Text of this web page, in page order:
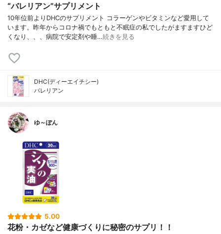
“バレリアン”サプリメント
10年位前よりDHCのサプリメント コラーゲンやビタミンなど愛用して
います。昨年からコロナ禍でもともと不眠症の私でしたがますますひど
くなり、、、病院で安定剤や睡…続きを見る
DHC(ディーエイチシー)
バレリアン
ゆ～ぽん
5.00
花粉・カゼなど健康づくりに秘密のサプリ！！